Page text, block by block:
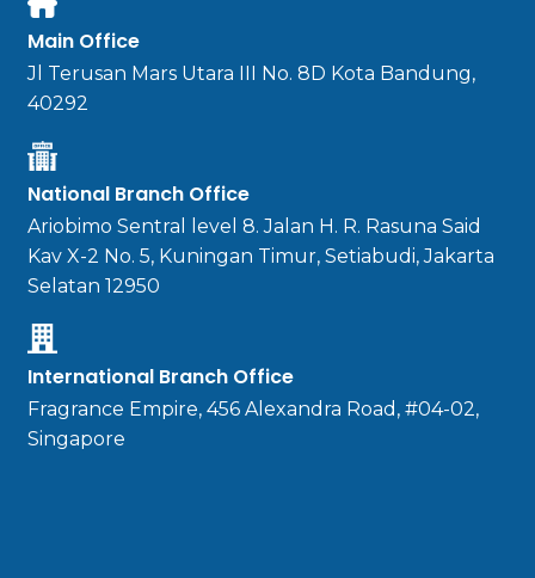
Main Office
Jl Terusan Mars Utara III No. 8D Kota Bandung,
40292
National Branch Office
Ariobimo Sentral level 8. Jalan H. R. Rasuna Said
Kav X-2 No. 5, Kuningan Timur, Setiabudi, Jakarta
Selatan 12950
International Branch Office
Fragrance Empire, 456 Alexandra Road, #04-02,
Singapore